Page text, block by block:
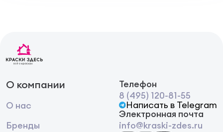
О компании
О нас
Бренды
Телефон
8 (495) 120-81-55
Написать в Telegram
Электронная почта
info@kraski-zdes.ru